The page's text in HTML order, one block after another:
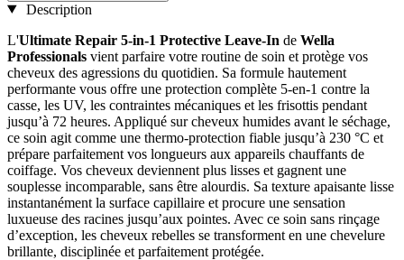
Description
L'Ultimate Repair 5-in-1 Protective Leave-In de Wella
Professionals vient parfaire votre routine de soin et protège vos
cheveux des agressions du quotidien. Sa formule hautement
performante vous offre une protection complète 5-en-1 contre la
casse, les UV, les contraintes mécaniques et les frisottis pendant
jusqu’à 72 heures. Appliqué sur cheveux humides avant le séchage,
ce soin agit comme une thermo-protection fiable jusqu’à 230 °C et
prépare parfaitement vos longueurs aux appareils chauffants de
coiffage. Vos cheveux deviennent plus lisses et gagnent une
souplesse incomparable, sans être alourdis. Sa texture apaisante lisse
instantanément la surface capillaire et procure une sensation
luxueuse des racines jusqu’aux pointes. Avec ce soin sans rinçage
d’exception, les cheveux rebelles se transforment en une chevelure
brillante, disciplinée et parfaitement protégée.